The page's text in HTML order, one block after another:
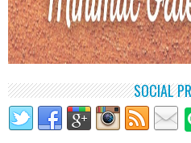
SOCIAL